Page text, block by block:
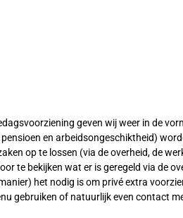
geven wij weer in de
en arbeidsongeschiktheid)
op te lossen (via de overheid, de
te bekijken wat er is geregeld via de
het nodig is om privé extra
gebruiken of natuurlijk even contact